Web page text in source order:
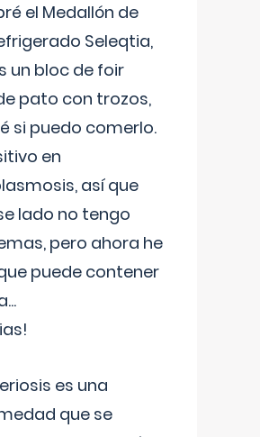
el Medallón de
Seleqtia,
un bloc de foir
pato con trozos,
si puedo comerlo.
en
así que
lado no tengo
pero ahora he
puede contener
es una
que se